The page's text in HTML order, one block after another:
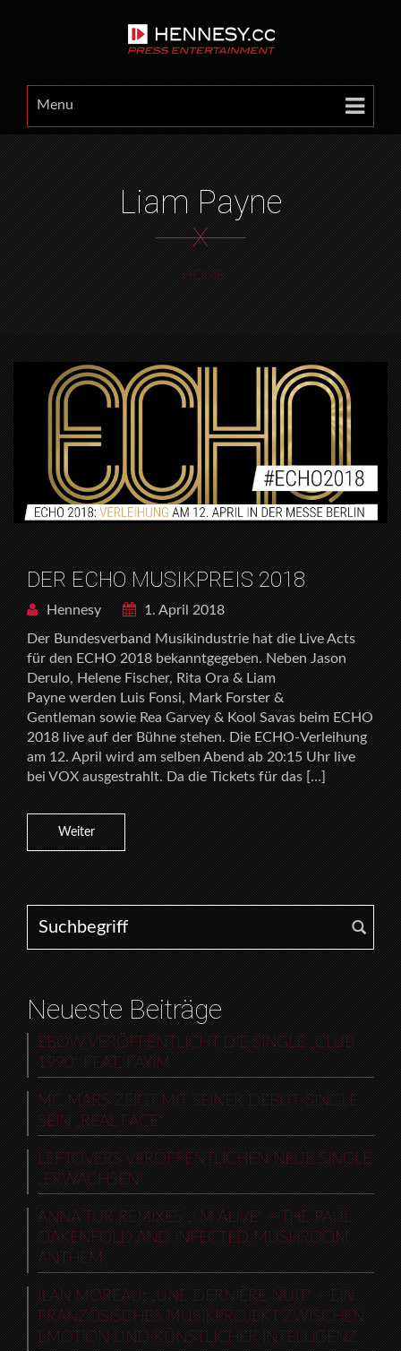
Menu
Liam Payne
X
HOME
DER ECHO MUSIKPREIS 2018
Hennesy
1. April 2018
Der Bundesverband Musikindustrie hat die Live Acts
für den ECHO 2018 bekanntgegeben. Neben Jason
Derulo, Helene Fischer, Rita Ora & Liam
Payne werden Luis Fonsi, Mark Forster &
Gentleman sowie Rea Garvey & Kool Savas beim ECHO
2018 live auf der Bühne stehen. Die ECHO-Verleihung
am 12. April wird am selben Abend ab 20:15 Uhr live
bei VOX ausgestrahlt. Da die Tickets für das […]
Weiter
Search for:
Neueste Beiträge
EBOW VERÖFFENTLICHT DIE SINGLE „CLUB
1990“ FEAT. FAYIM
MC MARS ZEIGT MIT SEINER DEBUT-SINGLE
SEIN „REAL FACE“
LEFTOVERS VERÖFFENTLICHEN NEUE SINGLE
„ERWACHSEN“
ANNA TUR REMIXES „I’M ALIVE“ – THE PAUL
OAKENFOLD AND INFECTED MUSHROOM
ANTHEM
ILAN MOREAU: „UNE DERNIÈRE NUIT“ – EIN
FRANZÖSISCHES MUSIKPROJEKT ZWISCHEN
EMOTION UND KÜNSTLICHER INTELLIGENZ